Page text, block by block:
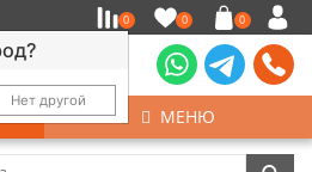
Нет другой
0 0 0
МЕНЮ